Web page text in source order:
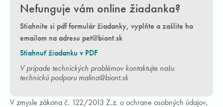
Nefunguje vám online žiadanka?
Stiahnite si pdf formulár žiadanky, vyplňte a zašlite ho
emailom na adresu pet@biont.sk
Stiahnuť žiadanku v PDF
V prípade technických problémov kontaktujte našu
technickú podporu malina@biont.sk
V zmysle zákona č. 122/2013 Z.z. o ochrane osobných údajov,